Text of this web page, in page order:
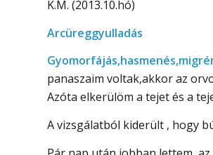
K.M. (2013.10.hó)
Arcüreggyulladás
panaszaim voltak,akkor az
Azóta elkerülöm a tejet és a
A vizsgálatból kiderült , hogy